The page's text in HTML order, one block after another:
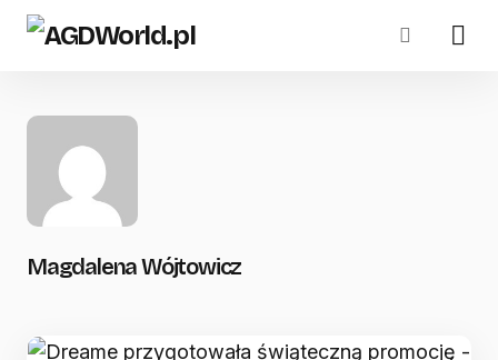
Magdalena Wójtowicz